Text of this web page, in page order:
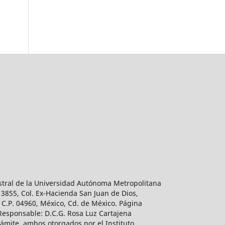
de la Universidad Autónoma Metropolitana
Col. Ex-Hacienda San Juan de Dios,
04960, México, Cd. de México. Página
D.C.G. Rosa Luz Cartajena